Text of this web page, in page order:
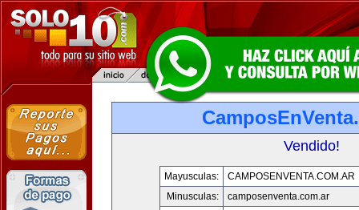
Vendido!
Mayusculas:
CAMPOSENVENTA.COM.AR
Minusculas:
camposenventa.com.ar